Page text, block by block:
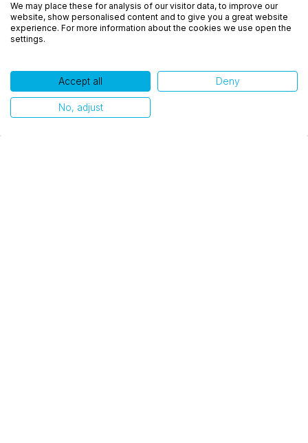
experiência, melhorar o desempenho, analisar
como você interage em nosso site e personalizar
conteúdo. Ao utilizar este site, você concorda com
Ok, entendi!
Publicações relacionadas
We may place these for analysis of our visitor data, to improve our
website, show personalised content and to give you a great website
experience. For more information about the cookies we use open the
settings.
Accept all Deny
No, adjust